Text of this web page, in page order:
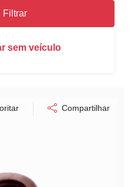
Filtrar
sem veículo
Compartilhar